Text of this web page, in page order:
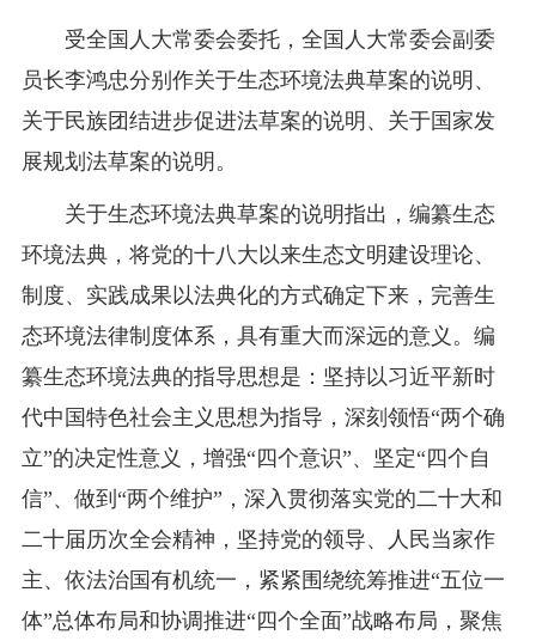
受全国人大常委会委托，全国人大常委会副委
员长李鸿忠分别作关于生态环境法典草案的说明、
关于民族团结进步促进法草案的说明、关于国家发
展规划法草案的说明。
关于生态环境法典草案的说明指出，编纂生态
环境法典，将党的十八大以来生态文明建设理论、
制度、实践成果以法典化的方式确定下来，完善生
态环境法律制度体系，具有重大而深远的意义。编
纂生态环境法典的指导思想是：坚持以习近平新时
代中国特色社会主义思想为指导，深刻领悟“两个确
立”的决定性意义，增强“四个意识”、坚定“四个自
信”、做到“两个维护”，深入贯彻落实党的二十大和
二十届历次全会精神，坚持党的领导、人民当家作
主、依法治国有机统一，紧紧围绕统筹推进“五位一
体”总体布局和协调推进“四个全面”战略布局，聚焦